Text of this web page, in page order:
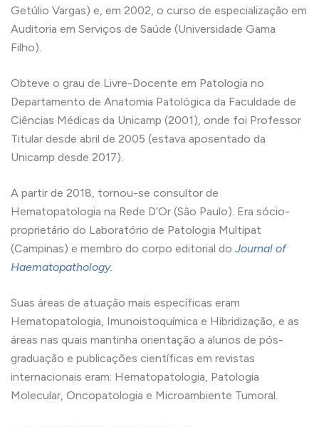
Getúlio Vargas) e, em 2002, o curso de especialização em
Auditoria em Serviços de Saúde (Universidade Gama
Filho).
Obteve o grau de Livre-Docente em Patologia no
Departamento de Anatomia Patológica da Faculdade de
Ciências Médicas da Unicamp (2001), onde foi Professor
Titular desde abril de 2005 (estava aposentado da
Unicamp desde 2017).
A partir de 2018, tornou-se consultor de
Hematopatologia na Rede D’Or (São Paulo). Era sócio-
proprietário do Laboratório de Patologia Multipat
(Campinas) e membro do corpo editorial do Journal of
Haematopathology.
Suas áreas de atuação mais específicas eram
Hematopatologia, Imunoistoquímica e Hibridização, e as
áreas nas quais mantinha orientação a alunos de pós-
graduação e publicações científicas em revistas
internacionais eram: Hematopatologia, Patologia
Molecular, Oncopatologia e Microambiente Tumoral.